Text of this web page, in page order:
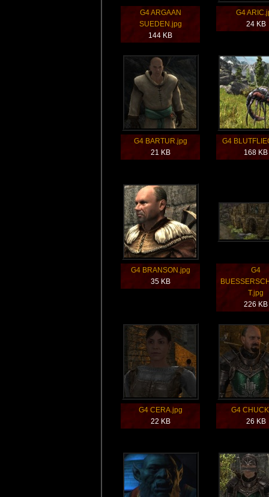
G4 ARGAAN
SUEDEN.jpg
144 KB
G4
24 KB
G4 BARTUR.jpg
21 KB
G4
168 KB
G4 BRANSON.jpg
35 KB
G4
T.jpg
226 KB
G4 CERA.jpg
22 KB
G4
26 KB